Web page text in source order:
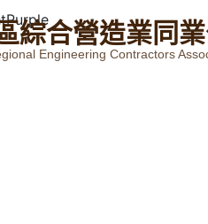
綜合營造業同業
Engineering Contractors